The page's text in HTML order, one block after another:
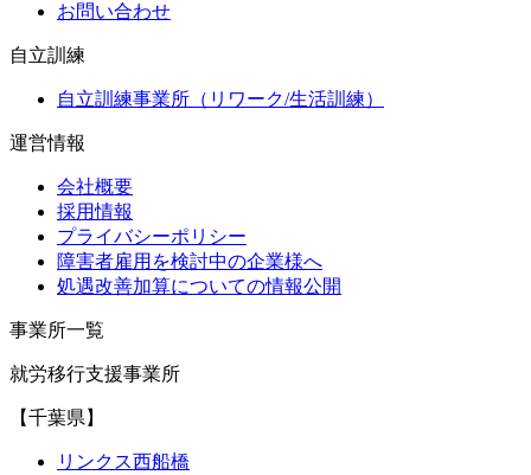
お問い合わせ
自立訓練
自立訓練事業所（リワーク/生活訓練）
運営情報
会社概要
採用情報
プライバシーポリシー
障害者雇用を検討中の企業様へ
処遇改善加算についての情報公開
事業所一覧
就労移行支援事業所
【千葉県】
リンクス西船橋